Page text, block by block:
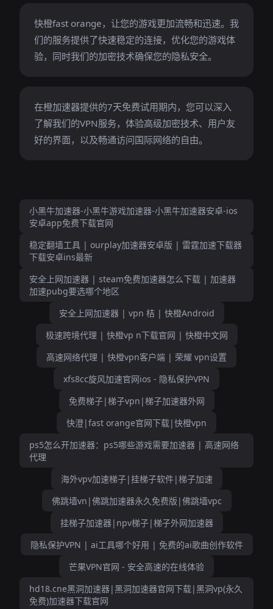
快橙fast orange，让您的游戏更加流畅和迅速。我
们的服务提供了快速稳定的连接，优化您的游戏体
验，同时我们的加密技术确保您的隐私安全。
在橙加速器提供的7天免费试用期内，您可以深入
了解我们的VPN服务，体验高级加密技术、用户友
好的界面，以及畅通访问国际网络的自由。
小黑牛加速器-小黑牛游戏加速器-小黑牛加速器安卓-ios
安卓app免费下载官网
稳定翻墙工具 | ourplay加速器安卓版 | 雷霆加速下载器
下载安卓ins最新
安全上网加速器 | steam免费加速器怎么下载 | 加速器
加速pubg要选哪个地区
安全上网加速器 | vpn 桔 | 快橙Android
极速跨境代理 | 快橙vp n下载官网 | 快橙中文网
高速网络代理 | 快橙vpn客户端 | 荣耀 vpn设置
xfs8cc旋风加速官网ios - 隐私保护VPN
免费梯子|梯子vpn|梯子加速器外网
快澄|fast orange官网下载|快橙vpn
ps5怎么开加速器：ps5哪些游戏需要加速器 | 高速网络
代理
海外vpv加速梯子|挂梯子软件|梯子加速
佛跳墙vn|佛跳加速器永久免费版|佛跳墙vpc
挂梯子加速器|npv梯子|梯子外网加速器
隐私保护VPN | ai工具哪个好用 | 免费的ai歌曲创作软件
芒果VPN官网 - 安全高速的在线体验
hd18.cne黑洞加速器|黑洞加速器官网下载|黑洞vp(永久
免费)加速器下载官网